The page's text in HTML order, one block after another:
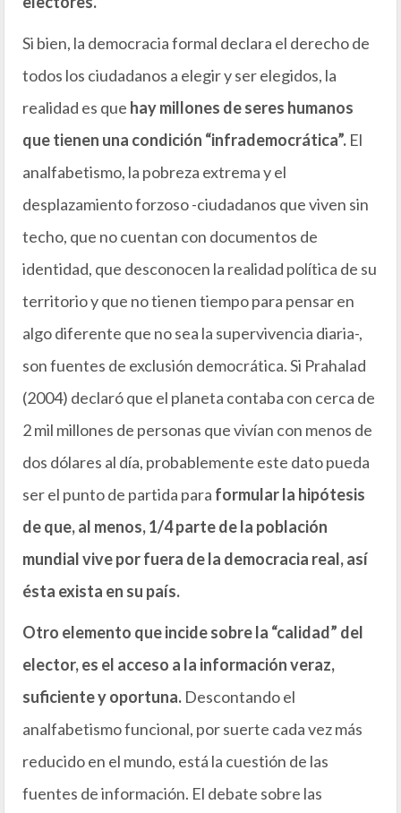
Si bien, la democracia formal declara el derecho de
todos los ciudadanos a elegir y ser elegidos, la
realidad es que hay millones de seres humanos
que tienen una condición “infrademocrática”. El
analfabetismo, la pobreza extrema y el
desplazamiento forzoso -ciudadanos que viven sin
techo, que no cuentan con documentos de
identidad, que desconocen la realidad política de su
territorio y que no tienen tiempo para pensar en
algo diferente que no sea la supervivencia diaria-,
son fuentes de exclusión democrática. Si Prahalad
(2004) declaró que el planeta contaba con cerca de
2 mil millones de personas que vivían con menos de
dos dólares al día, probablemente este dato pueda
ser el punto de partida para formular la hipótesis
de que, al menos, 1/4 parte de la población
mundial vive por fuera de la democracia real, así
ésta exista en su país.
Otro elemento que incide sobre la “calidad” del
elector, es el acceso a la información veraz,
suficiente y oportuna. Descontando el
analfabetismo funcional, por suerte cada vez más
reducido en el mundo, está la cuestión de las
fuentes de información. El debate sobre las